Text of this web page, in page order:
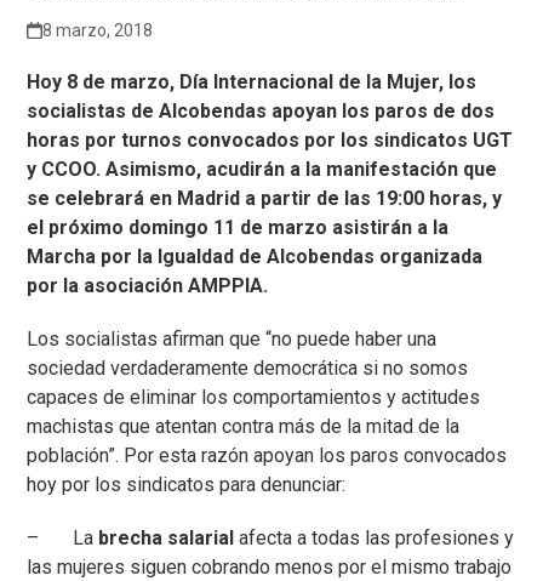
8 marzo, 2018
Hoy 8 de marzo, Día Internacional de la Mujer, los
socialistas de Alcobendas apoyan los paros de dos
horas por turnos convocados por los sindicatos UGT
y CCOO. Asimismo, acudirán a la manifestación que
se celebrará en Madrid a partir de las 19:00 horas, y
el próximo domingo 11 de marzo asistirán a la
Marcha por la Igualdad de Alcobendas organizada
por la asociación AMPPIA.
Los socialistas afirman que “no puede haber una
sociedad verdaderamente democrática si no somos
capaces de eliminar los comportamientos y actitudes
machistas que atentan contra más de la mitad de la
población”. Por esta razón apoyan los paros convocados
hoy por los sindicatos para denunciar:
– La brecha salarial afecta a todas las profesiones y
las mujeres siguen cobrando menos por el mismo trabajo